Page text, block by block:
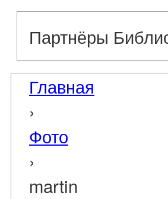
Партнёры
Главная
›
Фото
›
martin